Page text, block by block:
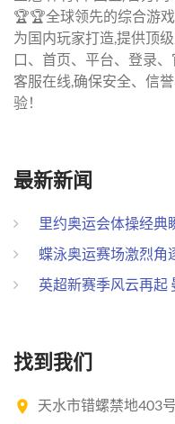
🏆🏆全球领先的综合游
为国内玩家打造,提供顶
口、首页、平台、登录
客服在线,确保安全、信
验！
最新新闻
里约奥运会体操经典
蝶泳奥运赛场激烈角
英超新赛季风云再起
找到我们
天水市错螺禁地403号